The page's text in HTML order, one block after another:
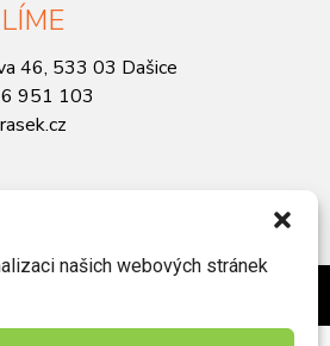
našich webových stránek
46, 533 03 Dašice
951 103